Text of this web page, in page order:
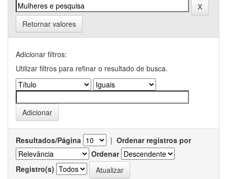
Retornar valores
Adicionar filtros:
Utilizar filtros para refinar o resultado de busca.
Resultados/Página | Ordenar registros por
Ordenar
Registro(s)